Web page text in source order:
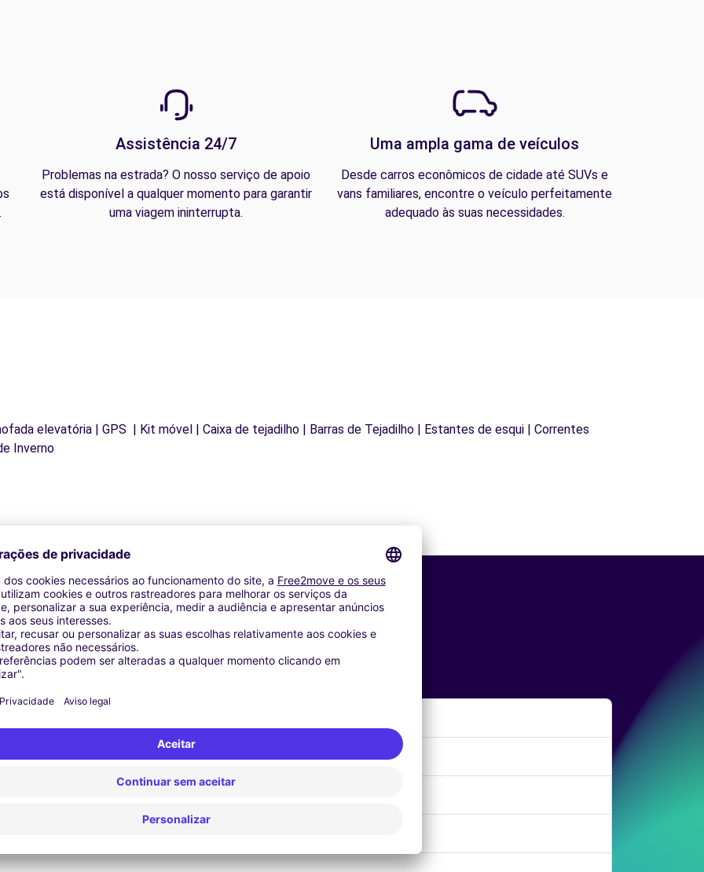
Assistência 24/7
Problemas na estrada? O nosso serviço de apoio
está disponível a qualquer momento para garantir
uma viagem ininterrupta.
Uma ampla gama de veículos
Desde carros econômicos de cidade até SUVs e
vans familiares, encontre o veículo perfeitamente
adequado às suas necessidades.
elevatória | GPS | Kit móvel | Caixa de tejadilho | Barras de Tejadilho | Estantes de esqui | Correntes
Inverno
Agências similares